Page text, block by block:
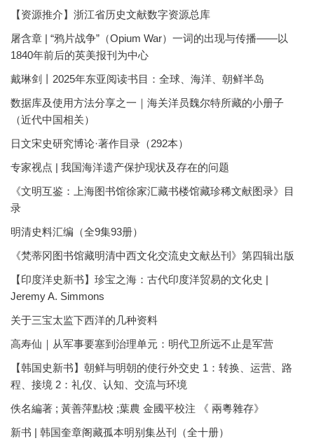
【资源推介】浙江省历史文献数字资源总库
屠含章 | “鸦片战争”（Opium War）一词的出现与传播——以
1840年前后的英美报刊为中心
戴琳剑丨2025年东亚阅读书目：全球、海洋、朝鲜半岛
数据库及使用方法分享之一｜海关洋员魏尔特所藏的小册子
（近代中国相关）
日文宋史研究博论·著作目录（292本）
专家视点 | 我国海洋遗产保护现状及存在的问题
《文明互鉴：上海图书馆徐家汇藏书楼馆藏珍稀文献图录》目
录
明清史料汇编（全9集93册）
《梵蒂冈图书馆藏明清中西文化交流史文献丛刊》第四辑出版
【印度洋史新书】珍宝之海：古代印度洋贸易的文化史 |
Jeremy A. Simmons
关于三宝太监下西洋的几种资料
高寿仙｜从军事要塞到治理单元：明代卫所远不止是军营
【韩国史新书】朝鲜与明朝的使行外交史 1：转换、运营、路
程、接境 2：礼仪、认知、交流与环境
佚名編著 ; 黃善萍點校 ;葉農 金國平校注 《 兩粵雜存》
新书 | 韩国奎章阁藏孤本明别集丛刊（全十册）